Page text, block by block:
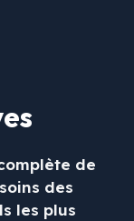
de
des
les plus